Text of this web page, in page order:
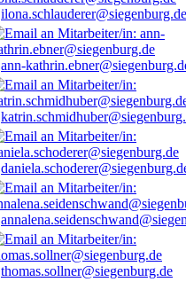
ilona.schlauderer@siegenburg.de
ann-
thomas.sollner@siegenburg.de